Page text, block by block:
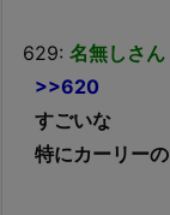
629: 名無しさん
>>620
すごいな
特にカーリー